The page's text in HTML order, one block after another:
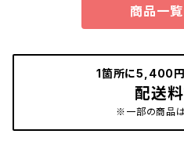
商品一
1箇所に5,400
配送
※一部の商品